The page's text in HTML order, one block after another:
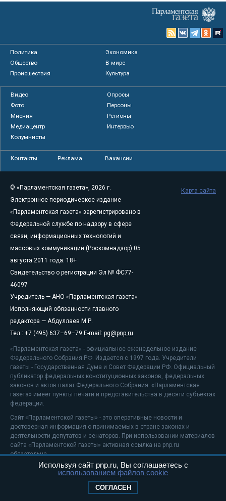
Политика
Экономика
Общество
В мире
Происшествия
Культура
Видео
Опросы
Фото
Персоны
Мнения
Регионы
Медиацентр
Интервью
Колумнисты
Контакты Реклама Вакансии
© «Парламентская газета», 2026 г.
Электронное периодическое издание
«Парламентская газета» зарегистрировано в
Федеральной службе по надзору в сфере
связи, информационных технологий и
массовых коммуникаций (Роскомнадзор) 05
августа 2011 года. 18+
Свидетельство о регистрации Эл № ФС77-
46097
Учредитель — АНО «Парламентская газета»
Исполняющий обязанности главного
редактора — Абдуллаев М.Р.
Тел.: +7 (495) 637–69–79 E-mail: pg@pnp.ru
«Парламентская газета» - официальное еженедельное издание
Федерального Собрания РФ. Издается с 1997 года. Учредители
газеты - Государственная Дума и Совет Федерации РФ. Официальный
публикатор федеральных конституционных законов, федеральных
законов и актов палат Федерального Собрания. «Парламентская
газета» имеет пункты печати и представительства в десяти субъектах
федерации.
Сайт «Парламентской газеты» - это оперативные новости и
достоверная информация о принимаемых в стране законах и
деятельности депутатов и сенаторов. При использовании материалов
сайта «Парламентской газеты» активная ссылка на pnp.ru
обязательна.
На информационном ресурсе применяютсярекомендательные
Положение о защите персональных данных
Карта сайта
Используя сайт pnp.ru, Вы соглашаетесь с
использованием файлов cookie
СОГЛАСЕН